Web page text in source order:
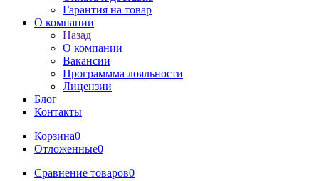
Гарантия на товар
О компании
Назад
О компании
Вакансии
Программма лояльности
Лицензии
Блог
Контакты
Корзина0
Отложенные0
Сравнение товаров0